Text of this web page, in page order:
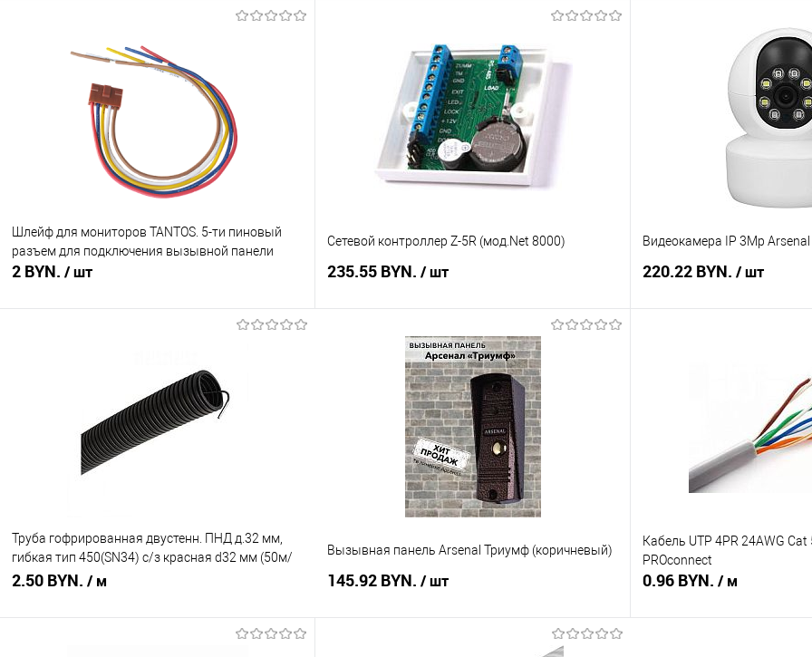
Шлейф для мониторов TANTOS. 5-ти пиновый
разъем для подключения вызывной панели
2 BYN. / шт
Сравнение
В наличии
Сетевой контроллер Z-5R (мод.Net 8000)
235.55 BYN. / шт
В корзину
Купить в 1 клик
Сравнение
В наличии
Видеокамера IP 3Mp
220.22 BYN. / шт
Труба гофрированная двустенн. ПНД д.32 мм,
гибкая тип 450(SN34) с/з красная d32 мм (50м/
уп)
2.50 BYN. / м
Вызывная панель Arsenal Триумф (коричневый)
145.92 BYN. / шт
Кабель UTP 4PR 24AWG
PROconnect
0.96 BYN. / м